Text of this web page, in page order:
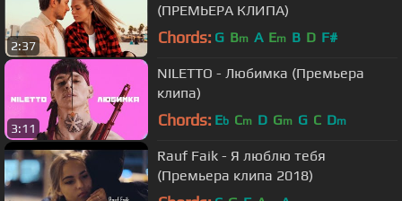
2:37
(ПРЕМЬЕРА КЛИПА)
Chords: G Bm A Em B D F#
3:11
NILETTO - Любимка (Премьера
клипа)
Chords: Eb Cm D Gm G C Dm
Rauf Faik - Я люблю тебя
(Премьера клипа 2018)